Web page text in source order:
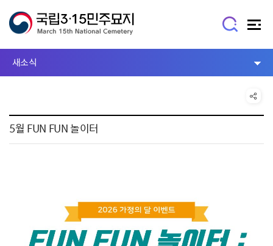
새소식
5월 FUN FUN 놀이터